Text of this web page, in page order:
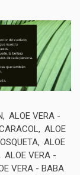
ALOE VERA -
ALOE
ALOE
ALOE VERA -
VERA - BABA